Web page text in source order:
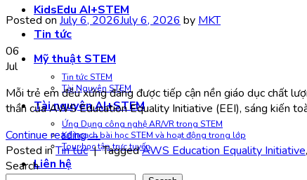
KidsEdu AI+STEM
Tin tức
Mỹ thuật STEM
Tin tức STEM
Tài Nguyên STEM
Tài nguyên AI+STEM
Ứng Dụng công nghệ AR/VR trong STEM
Kế hoạch bài học STEM và hoạt động trong lớp
Tour học tập trực tuyến
Liên hệ
Posted on July 6, 2026July 6, 2026 by MKT
06
Jul
Mỗi trẻ em đều xứng đáng được tiếp cận nền giáo dục chất
thần của AWS Education Equality Initiative (EEI), sáng kiến
Continue reading→
Posted inTin tức|TaggedAWS Education Equality Initiative,
Search